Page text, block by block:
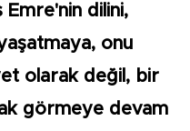
dilini,
onu
olarak değil, bir
görmeye devam